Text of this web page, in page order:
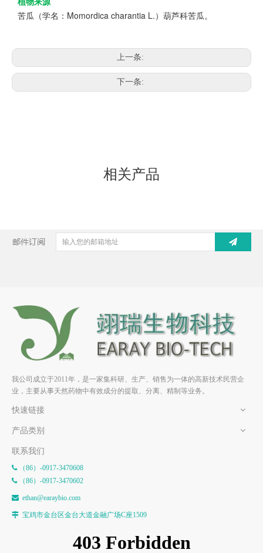
植物来源
苦瓜（学名： Momordica charantia L. ）葫芦科苦瓜。
上一条:
下一条:
相关产品
苦瓜皂苷L HPLC≥98% 中药
标准品 对照品
标准品 对照品
我公司成立于2011年，是一家集科研、生产、销售为一体的高新技术民营企
业，主要从事天然药物中有效成分的提取、分离、精制等业务。
快速链接
产品类别
联系我们
（86）-0917-3470608
（86）-0917-3470602
 ethan@earaybio.com
 宝鸡市金台区金台大道金融广场C座1509